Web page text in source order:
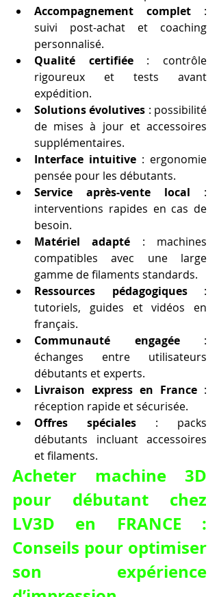
Accompagnement complet :
suivi post-achat et coaching
personnalisé.
Qualité certifiée : contrôle
rigoureux et tests avant
expédition.
Solutions évolutives : possibilité
de mises à jour et accessoires
supplémentaires.
Interface intuitive : ergonomie
pensée pour les débutants.
Service après-vente local :
interventions rapides en cas de
besoin.
Matériel adapté : machines
compatibles avec une large
gamme de filaments standards.
Ressources pédagogiques :
tutoriels, guides et vidéos en
français.
Communauté engagée :
échanges entre utilisateurs
débutants et experts.
Livraison express en France :
réception rapide et sécurisée.
Offres spéciales : packs
débutants incluant accessoires
et filaments.
Acheter machine 3D
pour débutant chez
LV3D en FRANCE :
Conseils pour optimiser
son expérience